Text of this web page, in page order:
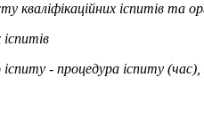
кваліфікаційних іспитів та
іспиту - процедура іспиту